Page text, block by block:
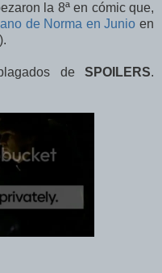
la 8ª en cómic que,
de Norma en Junio en
de SPOILERS.